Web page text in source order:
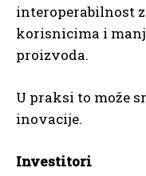
interoperabilnost
korisnicima i
proizvoda.
U praksi to može
inovacije.
Investitori